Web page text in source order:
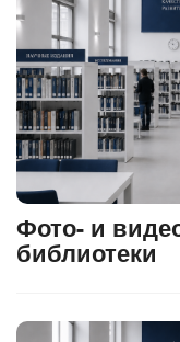
Фото- и
библиотеки